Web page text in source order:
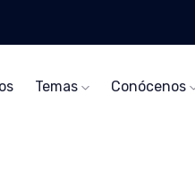
Temas Conócenos